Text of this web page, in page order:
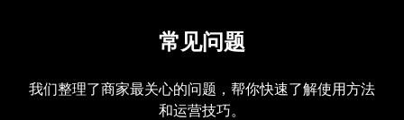
常见问题
我们整理了商家最关心的问题，帮你快速了解使用方法
和运营技巧。